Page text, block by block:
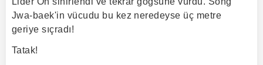
Jwa-baek'in vücudu bu kez neredeyse üç metre
geriye sıçradı!
Tatak!